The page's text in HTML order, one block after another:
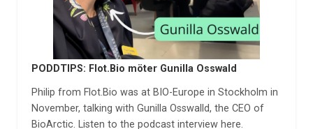
PODDTIPS: Flot.Bio möter Gunilla Osswald
Philip from Flot.Bio was at BIO-Europe in Stockholm in
November, talking with Gunilla Osswalld, the CEO of
BioArctic. Listen to the podcast interview here.